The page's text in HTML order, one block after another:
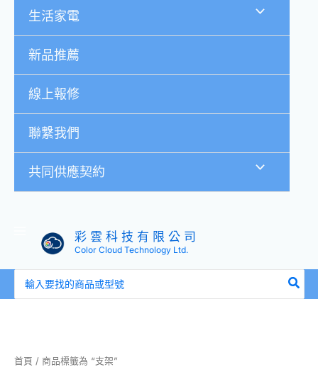
生活家電
新品推薦
線上報修
聯繫我們
共同供應契約
彩 雲 科 技 有 限 公 司
Color Cloud Technology Ltd.
尋：
首頁 / 商品標籤為 “支架”